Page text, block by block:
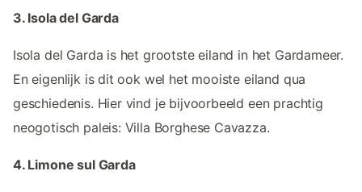
3. Isola del Garda
Isola del Garda is het grootste eiland in het Gardameer.
En eigenlijk is dit ook wel het mooiste eiland qua
geschiedenis. Hier vind je bijvoorbeeld een prachtig
neogotisch paleis: Villa Borghese Cavazza.
4. Limone sul Garda